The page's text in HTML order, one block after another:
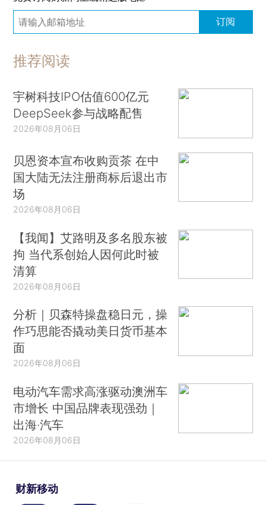
订阅
推荐阅读
宇树科技IPO估值600亿元
DeepSeek参与战略配售
2026年08月06日
贝恩资本宣布收购贡茶 在中
国大陆无法注册商标后退出市
场
2026年08月06日
【我闻】艾路明及多名股东被
拘 当代系创始人因何此时被
清算
2026年08月06日
分析｜贝森特操盘稳日元，操
作巧思能否撬动美日货币基本
面
2026年08月06日
电动汽车需求高涨驱动澳洲车
市增长 中国品牌表现强劲｜
出海·汽车
2026年08月06日
财新移动